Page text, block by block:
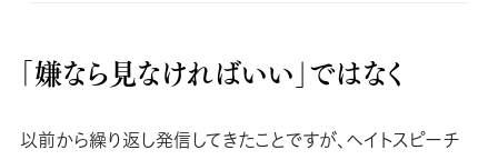
「嫌なら見なければいい」ではなく
以前から繰り返し発信してきたことですが、ヘイトスピーチ